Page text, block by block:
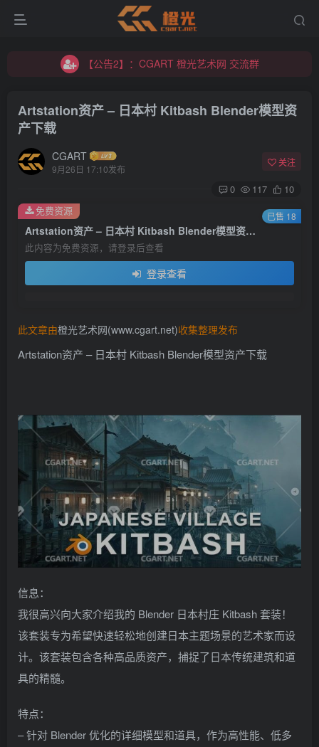
【公告2】：CGART 橙光艺术网 交流群
【公告2】：CGART 橙光艺术网 交流群
Artstation资产 – 日本村 Kitbash Blender模型资
产下载
CGART
9月26日 17:10发布
关注
0 117 10
Artstation资产 – 日本村 Kitbash Blender模型资产下载
此内容为免费资源，请登录后查看
登录查看
免费资源 已售 18
此文章由橙光艺术网(www.cgart.net)收集整理发布
Artstation资产 – 日本村 Kitbash Blender模型资产下载
信息：
我很高兴向大家介绍我的 Blender 日本村庄 Kitbash 套装！
该套装专为希望快速轻松地创建日本主题场景的艺术家而设
计。该套装包含各种高品质资产，捕捉了日本传统建筑和道
具的精髓。
特点：
– 针对 Blender 优化的详细模型和道具，作为高性能、低多
登录
没有账号？立即注册
用户名/手机号/邮箱
记住登录 找回密码
QQ登录